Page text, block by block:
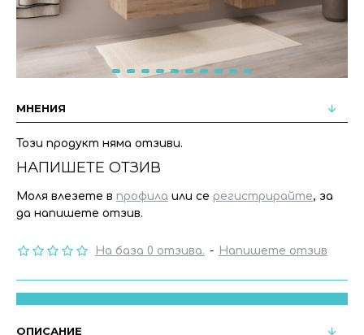
МНЕНИЯ
Този продукт няма отзиви.
НАПИШЕТЕ ОТЗИВ
Моля влезете в профила или се регистрирайте, за
да напишете отзив.
На база 0 отзива. - Напишете отзив
ОПИСАНИЕ